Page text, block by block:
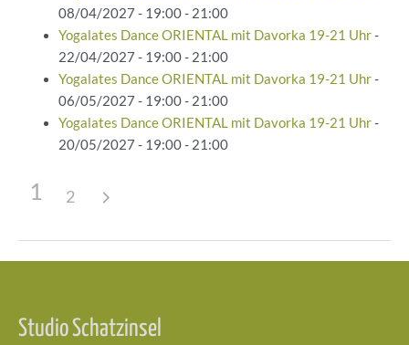
08/04/2027 - 19:00 - 21:00
Yogalates Dance ORIENTAL mit Davorka 19-21 Uhr-
22/04/2027 - 19:00 - 21:00
Yogalates Dance ORIENTAL mit Davorka 19-21 Uhr-
06/05/2027 - 19:00 - 21:00
Yogalates Dance ORIENTAL mit Davorka 19-21 Uhr-
20/05/2027 - 19:00 - 21:00
1 2
Studio Schatzinsel